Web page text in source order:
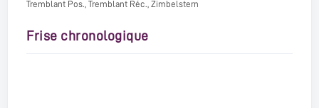
Tremblant Pos., Tremblant Réc., Zimbelstern
Frise chronologique